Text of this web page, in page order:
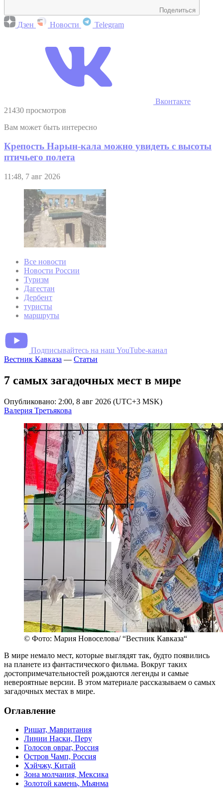
Поделиться
Дзен Новости Telegram
Вконтакте
21430 просмотров
Вам может быть интересно
Крепость Нарын-кала можно увидеть с высоты
птичьего полета
11:48, 7 авг 2026
Все новости
Новости России
Туризм
Дагестан
Дербент
туристы
маршруты
Подписывайтесь на наш YouTube-канал
Вестник Кавказа — Статьи
7 самых загадочных мест в мире
Опубликовано: 2:00, 8 авг 2026 (UTC+3 MSK)
Валерия Третьякова
© Фото: Мария Новоселова/ “Вестник Кавказа“
В мире немало мест, которые выглядят так, будто появились
на планете из фантастического фильма. Вокруг таких
достопримечательностей рождаются легенды и самые
невероятные версии. В этом материале рассказываем о самых
загадочных местах в мире.
Оглавление
Ришат, Мавритания
Линии Наски, Перу
Голосов овраг, Россия
Остров Чамп, Россия
Хэйчжу, Китай
Зона молчания, Мексика
Золотой камень, Мьянма